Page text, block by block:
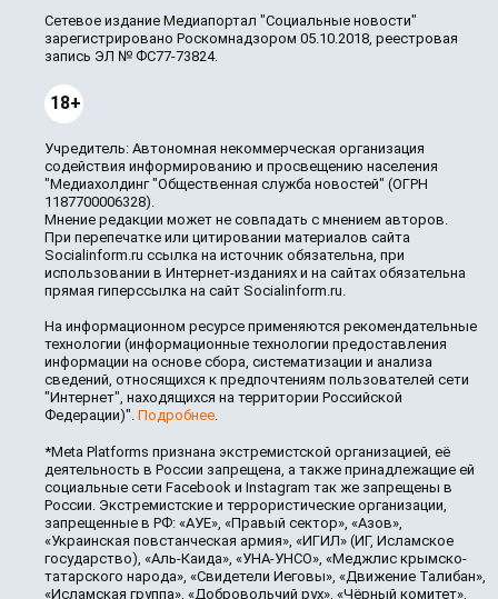
Сетевое издание Медиапортал "Социальные новости"
зарегистрировано Роскомнадзором 05.10.2018, реестровая
запись ЭЛ № ФС77-73824.
18+
Учредитель: Автономная некоммерческая организация
содействия информированию и просвещению населения
"Медиахолдинг "Общественная служба новостей" (ОГРН
1187700006328).
Мнение редакции может не совпадать с мнением авторов.
При перепечатке или цитировании материалов сайта
Socialinform.ru ссылка на источник обязательна, при
использовании в Интернет-изданиях и на сайтах обязательна
прямая гиперссылка на сайт Socialinform.ru.
На информационном ресурсе применяются рекомендательные
технологии (информационные технологии предоставления
информации на основе сбора, систематизации и анализа
сведений, относящихся к предпочтениям пользователей сети
"Интернет", находящихся на территории Российской
Федерации)". Подробнее.
*Meta Platforms признана экстремистской организацией, её
деятельность в России запрещена, а также принадлежащие ей
социальные сети Facebook и Instagram так же запрещены в
России. Экстремистские и террористические организации,
запрещенные в РФ: «АУЕ», «Правый сектор», «Азов»,
«Украинская повстанческая армия», «ИГИЛ» (ИГ, Исламское
государство), «Аль-Каида», «УНА-УНСО», «Меджлис крымско-
татарского народа», «Свидетели Иеговы», «Движение Талибан»,
«Исламская группа», «Добровольчий рух», «Чёрный комитет»,